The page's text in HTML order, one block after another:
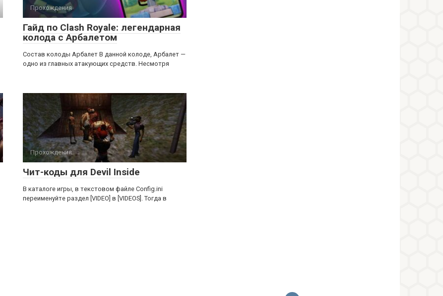
Прохождения
Гайд по Clash Royale: легендарная
колода с Арбалетом
Состав колоды Арбалет В данной колоде, Арбалет —
одно из главных атакующих средств. Несмотря
Прохождения
Чит-коды для Devil Inside
В каталоге игры, в текстовом файле Config.ini
переименуйте раздел [VIDEO] в [VIDEOS]. Тогда в